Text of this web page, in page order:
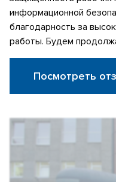
информационной
благодарность за
работы. Будем
Посмотреть